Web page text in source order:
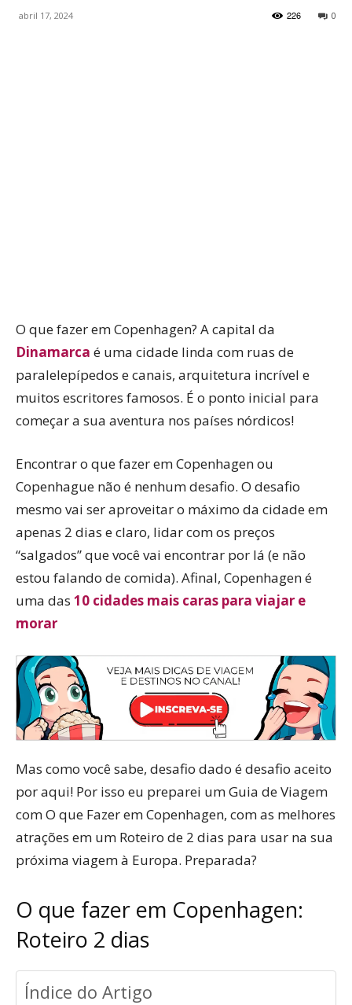
abril 17, 2024 0
226
O que fazer em Copenhagen? A capital da
Dinamarca é uma cidade linda com ruas de
paralelepípedos e canais, arquitetura incrível e
muitos escritores famosos. É o ponto inicial para
começar a sua aventura nos países nórdicos!
Encontrar o que fazer em Copenhagen ou
Copenhague não é nenhum desafio. O desafio
mesmo vai ser aproveitar o máximo da cidade em
apenas 2 dias e claro, lidar com os preços
“salgados” que você vai encontrar por lá (e não
estou falando de comida). Afinal, Copenhagen é
uma das 10 cidades mais caras para viajar e
morar
Mas como você sabe, desafio dado é desafio aceito
por aqui! Por isso eu preparei um Guia de Viagem
com O que Fazer em Copenhagen, com as melhores
atrações em um Roteiro de 2 dias para usar na sua
próxima viagem à Europa. Preparada?
O que fazer em Copenhagen:
Roteiro 2 dias
Índice do Artigo